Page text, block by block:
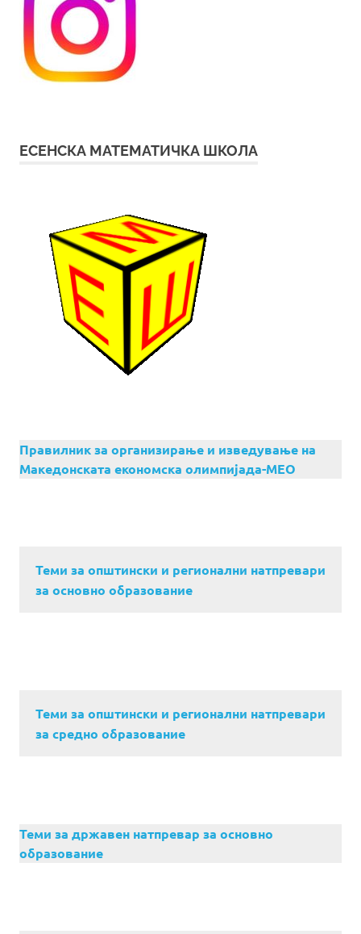
ЕСЕНСКА МАТЕМАТИЧКА ШКОЛА
Правилник за организирање и изведување на
Македонската економска олимпијада-МЕО
Теми за општински и регионални натпревари
за основно образование
Теми за општински и регионални натпревари
за средно образование
Теми за државен натпревар за основно
образование